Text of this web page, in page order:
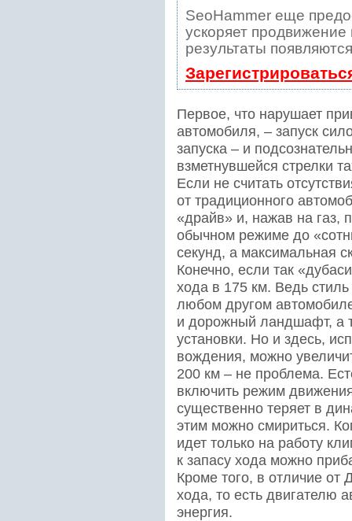
SeoHammer еще
ускоряет
результаты
Первое, что нарушает
автомобиля, – запуск
запуска – и
взметнувшейся стрелки
Если не считать
от традиционного
«драйв» и, нажав на газ,
обычном режиме до
секунд, а максимальная
Конечно, если так
хода в 175 км. Ведь
любом другом
и дорожный ландшафт, а
установки. Но и здесь,
вождения, можно
200 км – не проблема.
включить режим
существенно теряет в
этим можно смириться.
идет только на работу
к запасу хода можно
Кроме того, в отличие от
хода, то есть двигателю
энергия.